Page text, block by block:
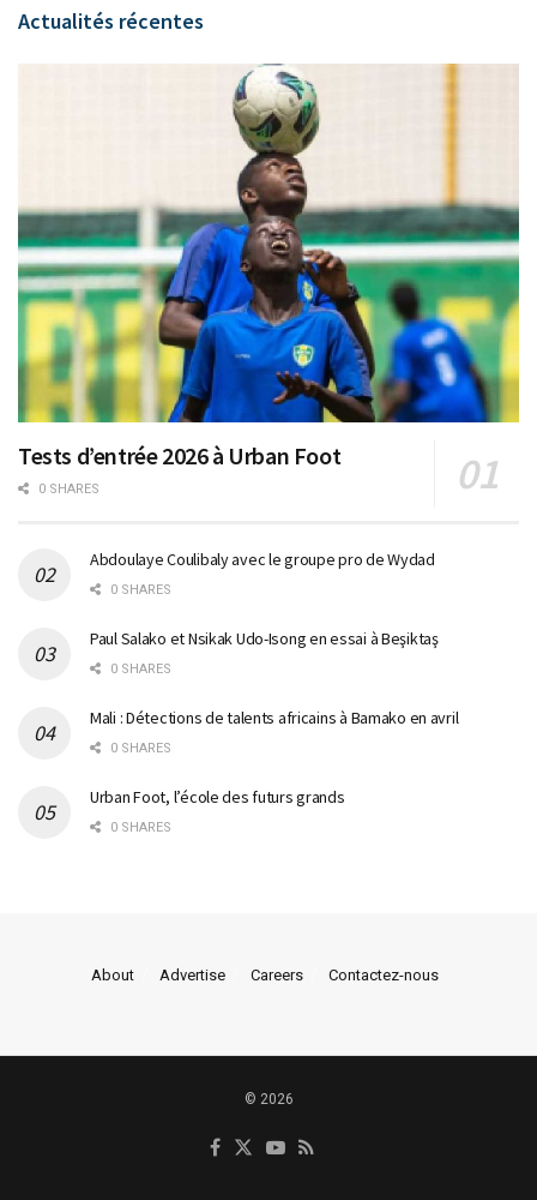
Actualités récentes
Tests d’entrée 2026 à Urban Foot
0 SHARES
Abdoulaye Coulibaly avec le groupe pro de Wydad
0 SHARES
Paul Salako et Nsikak Udo-Isong en essai à Beşiktaş
0 SHARES
Mali : Détections de talents africains à Bamako en avril
0 SHARES
Urban Foot, l’école des futurs grands
0 SHARES
About Advertise Careers Contactez-nous
© 2026